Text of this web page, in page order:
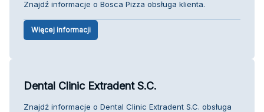
Znajdź informacje o Bosca Pizza obsługa klienta.
Więcej informacji
Dental Clinic Extradent S.C.
Znajdź informacje o Dental Clinic Extradent S.C. obsługa